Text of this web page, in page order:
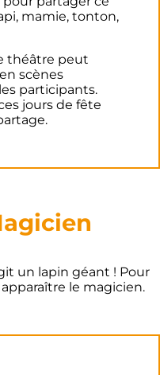
mamie, tonton,
théâtre peut
scènes
participants.
jours de fête
un lapin géant ! Pour
le magicien.